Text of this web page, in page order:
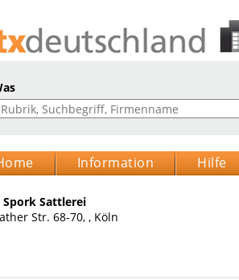
Information Hilfe
Spork Sattlerei
Str. 68-70, , Köln